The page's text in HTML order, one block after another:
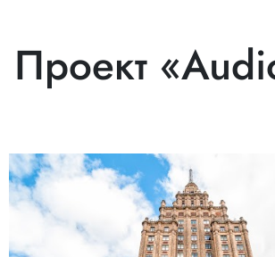
Проект